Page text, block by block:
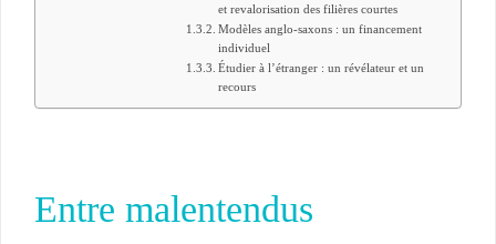
et revalorisation des filières courtes
Modèles anglo-saxons : un financement
individuel
Étudier à l’étranger : un révélateur et un
recours
Entre malentendus